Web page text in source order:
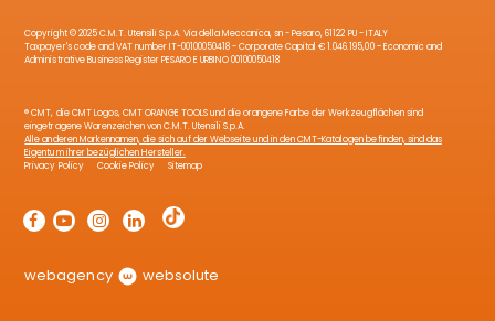
Copyright © 2025 C.M.T. Utensili S.p.A. Via della Meccanica, sn - Pesaro, 61122 PU - ITALY
Taxpayer's code and VAT number IT-00100050418 - Corporate Capital € 1.046.195,00 - Economic and
Administrative Business Register PESARO E URBINO 00100050418
® CMT, die CMT Logos, CMT ORANGE TOOLS und die orangene Farbe der Werkzeugflächen sind
eingetragene Warenzeichen von C.M.T. Utensili S.p.A.
Alle anderen Markennamen, die sich auf der Webseite und in den CMT-Katalogen befinden, sind das
Eigentum ihrer bezüglichen Hersteller.
Privacy Policy
Cookie Policy Sitemap
webagency websolute